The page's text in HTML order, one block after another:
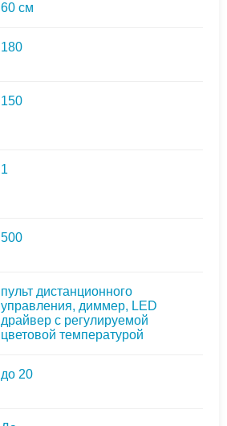
60 см
180
150
1
500
пульт дистанционного
управления, диммер, LED
драйвер с регулируемой
цветовой температурой
до 20